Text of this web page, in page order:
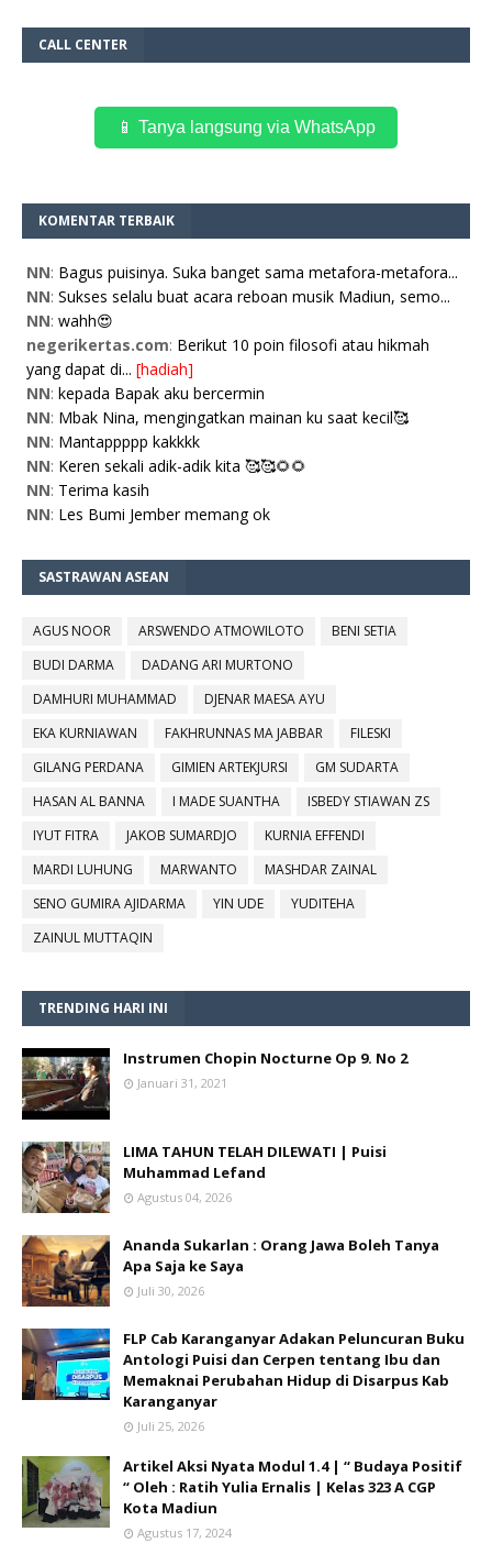
CALL CENTER
📱 Tanya langsung via WhatsApp
KOMENTAR TERBAIK
NN: Bagus puisinya. Suka banget sama metafora-metafora...
NN: Sukses selalu buat acara reboan musik Madiun, semo...
NN: wahh😍
negerikertas.com: Berikut 10 poin filosofi atau hikmah
yang dapat di... [hadiah]
NN: kepada Bapak aku bercermin
NN: Mbak Nina, mengingatkan mainan ku saat kecil🥰
NN: Mantappppp kakkkk
NN: Keren sekali adik-adik kita 🥰🥰🌻🌻
NN: Terima kasih
NN: Les Bumi Jember memang ok
SASTRAWAN ASEAN
AGUS NOOR ARSWENDO ATMOWILOTO
BENI SETIA
BUDI DARMA
DADANG ARI MURTONO
DAMHURI MUHAMMAD
DJENAR MAESA AYU
EKA KURNIAWAN
FAKHRUNNAS MA JABBAR
FILESKI
GILANG PERDANA
GIMIEN ARTEKJURSI
GM SUDARTA
HASAN AL BANNA
I MADE SUANTHA
ISBEDY STIAWAN ZS
IYUT FITRA
JAKOB SUMARDJO
KURNIA EFFENDI
MARDI LUHUNG
MARWANTO
MASHDAR ZAINAL
SENO GUMIRA AJIDARMA
YIN UDE
YUDITEHA
ZAINUL MUTTAQIN
TRENDING HARI INI
Instrumen Chopin Nocturne Op 9. No 2
Januari 31, 2021
LIMA TAHUN TELAH DILEWATI | Puisi
Muhammad Lefand
Agustus 04, 2026
Ananda Sukarlan : Orang Jawa Boleh Tanya
Apa Saja ke Saya
Juli 30, 2026
FLP Cab Karanganyar Adakan Peluncuran Buku
Antologi Puisi dan Cerpen tentang Ibu dan
Memaknai Perubahan Hidup di Disarpus Kab
Karanganyar
Juli 25, 2026
Artikel Aksi Nyata Modul 1.4 | “ Budaya Positif
“ Oleh : Ratih Yulia Ernalis | Kelas 323 A CGP
Kota Madiun
Agustus 17, 2024